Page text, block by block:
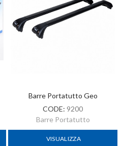
Barre Portatutto Geo
CODE: 9200
Barre Portatutto
VISUALIZZA